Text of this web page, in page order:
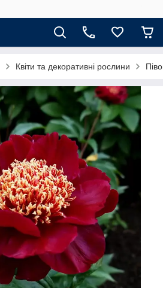
Квіти та декоративні рослини